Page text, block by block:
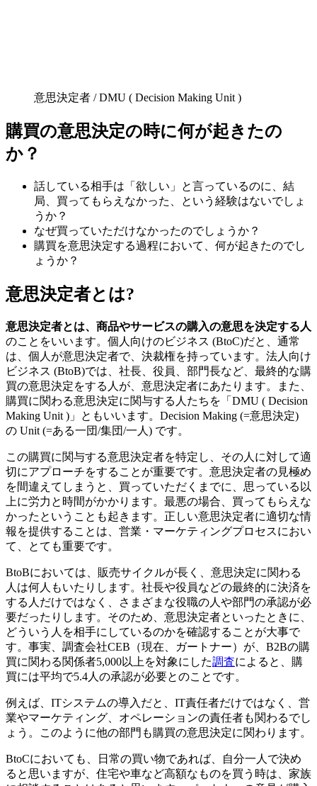
意思決定者 / DMU ( Decision Making Unit )
購買の意思決定の時に何が起きたの
か？
話している相手は「欲しい」と言っているのに、結
局、買ってもらえなかった、という経験はないでしょ
うか？
なぜ買っていただけなかったのでしょうか？
購買を意思決定する過程において、何が起きたのでし
ょうか？
意思決定者とは?
意思決定者とは、商品やサービスの購入の意思を決定する人
のことをいいます。個人向けのビジネス (BtoC)だと、通常
は、個人が意思決定者で、決裁権を持っています。法人向け
ビジネス (BtoB)では、社長、役員、部門長など、最終的な購
買の意思決定をする人が、意思決定者にあたります。また、
購買に関わる意思決定に関与する人たちを「DMU ( Decision
Making Unit )」ともいいます。Decision Making (=意思決定)
の Unit (=ある一団/集団/一人) です。
この購買に関与する意思決定者を特定し、その人に対して適
切にアプローチをすることが重要です。意思決定者の見極め
を間違えてしまうと、買っていただくまでに、思っている以
上に労力と時間がかかります。最悪の場合、買ってもらえな
かったということも起きます。正しい意思決定者に適切な情
報を提供することは、営業・マーケティングプロセスにおい
て、とても重要です。
BtoBにおいては、販売サイクルが長く、意思決定に関わる
人は何人もいたりします。社長や役員などの最終的に決済を
する人だけではなく、さまざまな役職の人や部門の承認が必
要だったりします。そのため、意思決定者といったときに、
どういう人を相手にしているのかを確認することが大事で
す。事実、調査会社CEB（現在、ガートナー）が、B2Bの購
買に関わる関係者5,000以上を対象にした調査によると、購
買には平均で5.4人の承認が必要とのことです。
例えば、ITシステムの導入だと、IT責任者だけではなく、営
業やマーケティング、オペレーションの責任者も関わるでし
ょう。このように他の部門も購買の意思決定に関わります。
BtoCにおいても、日常の買い物であれば、自分一人で決め
ると思いますが、住宅や車など高額なものを買う時は、家族